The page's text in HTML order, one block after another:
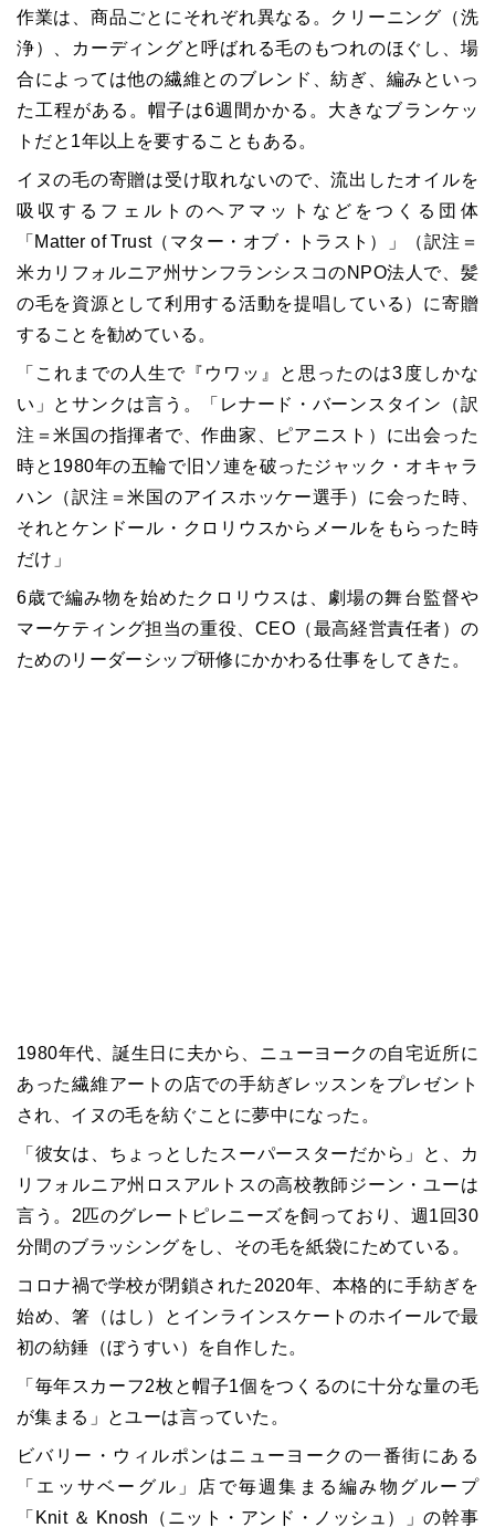
作業は、商品ごとにそれぞれ異なる。クリーニング（洗
浄）、カーディングと呼ばれる毛のもつれのほぐし、場
合によっては他の繊維とのブレンド、紡ぎ、編みといっ
た工程がある。帽子は6週間かかる。大きなブランケッ
トだと1年以上を要することもある。
イヌの毛の寄贈は受け取れないので、流出したオイルを
吸収するフェルトのヘアマットなどをつくる団体
「Matter of Trust（マター・オブ・トラスト）」（訳注＝
米カリフォルニア州サンフランシスコのNPO法人で、髪
の毛を資源として利用する活動を提唱している）に寄贈
することを勧めている。
「これまでの人生で『ウワッ』と思ったのは3度しかな
い」とサンクは言う。「レナード・バーンスタイン（訳
注＝米国の指揮者で、作曲家、ピアニスト）に出会った
時と1980年の五輪で旧ソ連を破ったジャック・オキャラ
ハン（訳注＝米国のアイスホッケー選手）に会った時、
それとケンドール・クロリウスからメールをもらった時
だけ」
6歳で編み物を始めたクロリウスは、劇場の舞台監督や
マーケティング担当の重役、CEO（最高経営責任者）の
ためのリーダーシップ研修にかかわる仕事をしてきた。
1980年代、誕生日に夫から、ニューヨークの自宅近所に
あった繊維アートの店での手紡ぎレッスンをプレゼント
され、イヌの毛を紡ぐことに夢中になった。
「彼女は、ちょっとしたスーパースターだから」と、カ
リフォルニア州ロスアルトスの高校教師ジーン・ユーは
言う。2匹のグレートピレニーズを飼っており、週1回30
分間のブラッシングをし、その毛を紙袋にためている。
コロナ禍で学校が閉鎖された2020年、本格的に手紡ぎを
始め、箸（はし）とインラインスケートのホイールで最
初の紡錘（ぼうすい）を自作した。
「毎年スカーフ2枚と帽子1個をつくるのに十分な量の毛
が集まる」とユーは言っていた。
ビバリー・ウィルポンはニューヨークの一番街にある
「エッサベーグル」店で毎週集まる編み物グループ
「Knit ＆ Knosh（ニット・アンド・ノッシュ）」の幹事